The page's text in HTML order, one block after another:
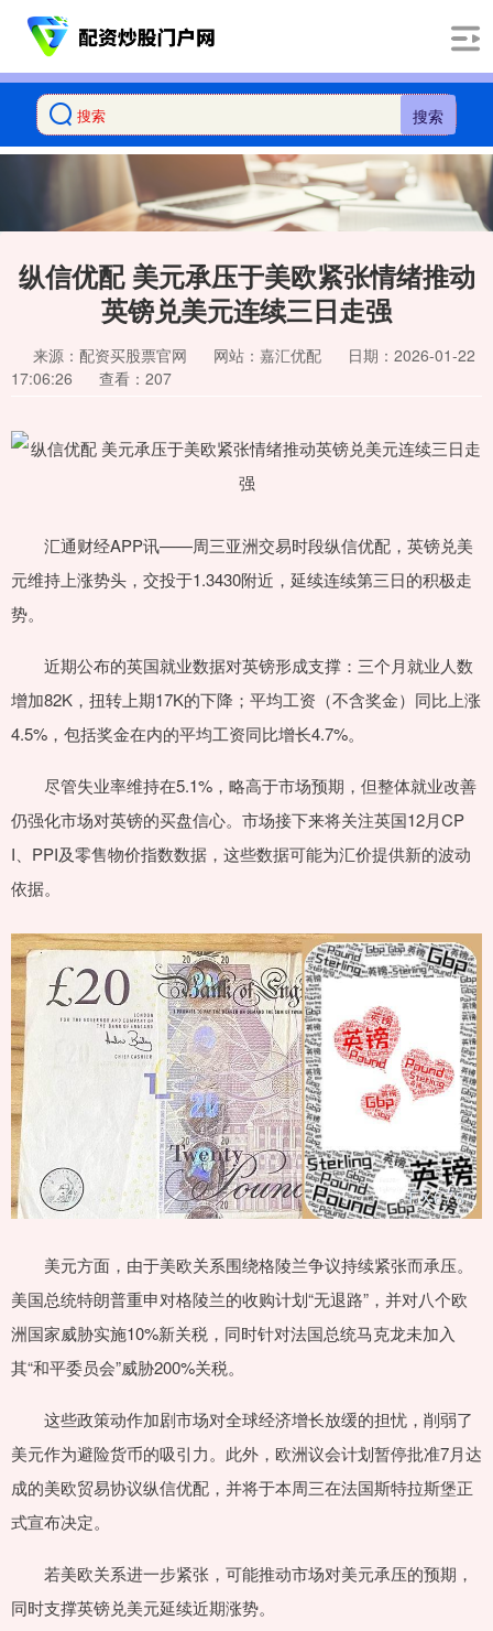
搜索
纵信优配 美元承压于美欧紧张情绪推动
英镑兑美元连续三日走强
来源：配资买股票官网 网站：嘉汇优配
日期：2026-01-22
17:06:26
查看：207
汇通财经APP讯——周三亚洲交易时段纵信优配，英镑兑美
元维持上涨势头，交投于1.3430附近，延续连续第三日的积极走
势。
近期公布的英国就业数据对英镑形成支撑：三个月就业人数
增加82K，扭转上期17K的下降；平均工资（不含奖金）同比上涨
4.5%，包括奖金在内的平均工资同比增长4.7%。
尽管失业率维持在5.1%，略高于市场预期，但整体就业改善
仍强化市场对英镑的买盘信心。市场接下来将关注英国12月CP
I、PPI及零售物价指数数据，这些数据可能为汇价提供新的波动
依据。
美元方面，由于美欧关系围绕格陵兰争议持续紧张而承压。
美国总统特朗普重申对格陵兰的收购计划“无退路”，并对八个欧
洲国家威胁实施10%新关税，同时针对法国总统马克龙未加入
其“和平委员会”威胁200%关税。
这些政策动作加剧市场对全球经济增长放缓的担忧，削弱了
美元作为避险货币的吸引力。此外，欧洲议会计划暂停批准7月达
成的美欧贸易协议纵信优配，并将于本周三在法国斯特拉斯堡正
式宣布决定。
若美欧关系进一步紧张，可能推动市场对美元承压的预期，
同时支撑英镑兑美元延续近期涨势。